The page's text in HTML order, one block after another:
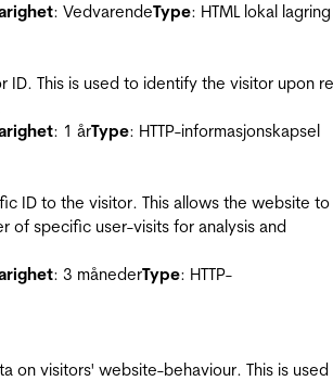
: VedvarendeType: HTML lokal lagring
ID. This is used to identify the visitor upon
: 1 årType: HTTP-informasjonskapsel
ID to the visitor. This allows the website to
of specific user-visits for analysis and
: 3 månederType: HTTP-
on visitors' website-behaviour. This is used